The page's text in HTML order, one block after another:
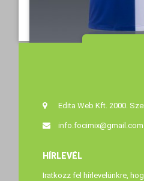
Edita Web Kft. 2000.
info.focimix@gmail.com
HÍRLEVÉL
Iratkozz fel hírlevelünkre,